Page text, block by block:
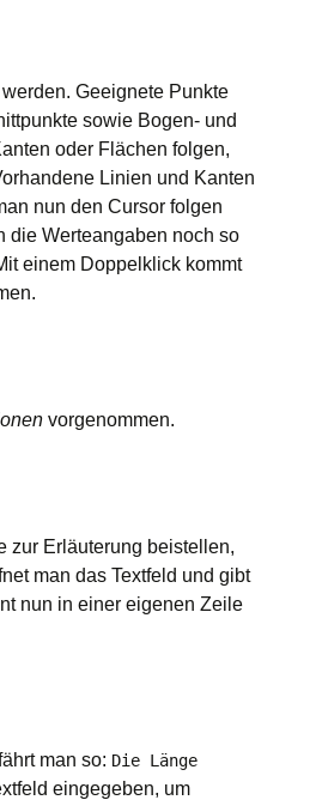
mir! SketchUcation
Google
Bezier & Co.
Follow me…
Gehen
Umschauen
Geeignete Punkte
sowie Bogen- und
oder Flächen folgen,
Linien und Kanten
nun den Cursor folgen
die Werteangaben noch so
einem Doppelklick kommt
vorgenommen.
zur Erläuterung beistellen,
man das Textfeld und gibt
nun in einer eigenen Zeile
man so: Die Länge
eingegeben, um